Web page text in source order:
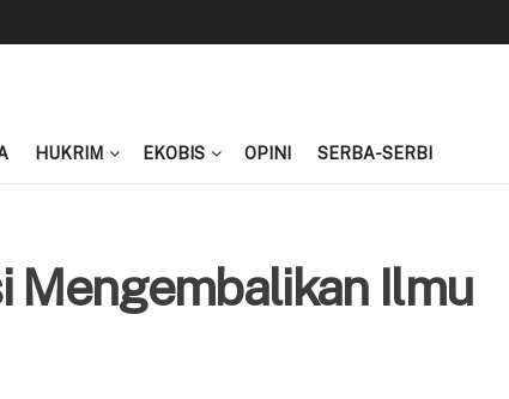
HUKRIM EKOBIS OPINI SERBA-SERBI
Mengembalikan Ilmu